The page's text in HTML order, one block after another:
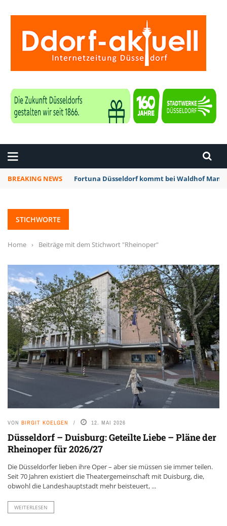
BREAKING NEWS Fortuna Düsseldorf kommt bei Waldhof
STICHWORTE
Home › Beiträge mit dem Stichwort "Rheinoper"
VON BIRGIT KOELGEN 12. MAI 2026
Düsseldorf – Duisburg: Geteilte Liebe – Pläne der
Rheinoper für 2026/27
Die Düsseldorfer lieben ihre Oper – aber sie müssen sie immer teilen.
Seit 70 Jahren existiert die Theatergemeinschaft mit Duisburg, die,
obwohl die Landeshauptstadt mehr beisteuert, ...
WEITERLESEN